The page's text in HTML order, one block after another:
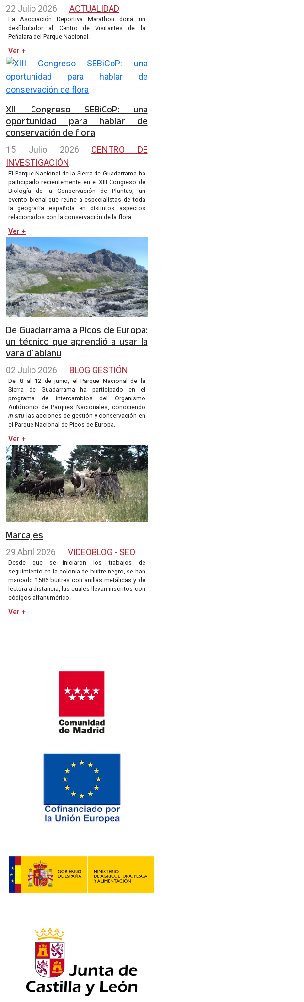
22 Julio 2026 ACTUALIDAD
La Asociación Deportiva Marathon dona un
desfibrilador al Centro de Visitantes de la
Peñalara del Parque Nacional.
Ver +
XIII Congreso SEBiCoP: una
oportunidad para hablar de
conservación de flora
15 Julio 2026
CENTRO DE
INVESTIGACIÓN
El Parque Nacional de la Sierra de Guadarrama ha
participado recientemente en el XIII Congreso de
Biología de la Conservación de Plantas, un
evento bienal que reúne a especialistas de toda
la geografía española en distintos aspectos
relacionados con la conservación de la flora.
Ver +
De Guadarrama a Picos de Europa:
un técnico que aprendió a usar la
vara d´ablanu
02 Julio 2026 BLOG GESTIÓN
Del 8 al 12 de junio, el Parque Nacional de la
Sierra de Guadarrama ha participado en el
programa de intercambios del Organismo
Autónomo de Parques Nacionales, conociendo
in situ las acciones de gestión y conservación en
el Parque Nacional de Picos de Europa.
Ver +
Marcajes
29 Abril 2026 VIDEOBLOG - SEO
Desde que se iniciaron los trabajos de
seguimiento en la colonia de buitre negro, se han
marcado 1586 buitres con anillas metálicas y de
lectura a distancia, las cuales llevan inscritos con
códigos alfanumérico.
Ver +